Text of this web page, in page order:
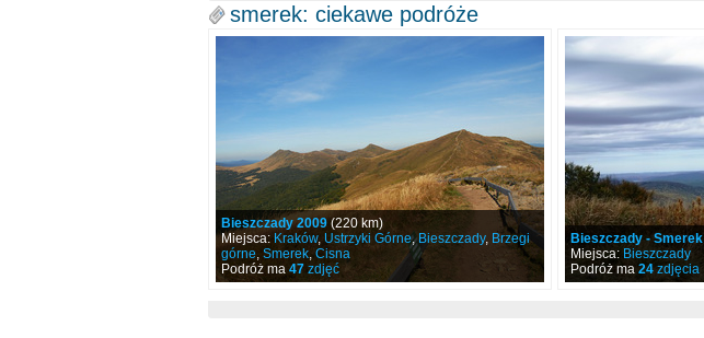
smerek: ciekawe podróże
Bieszczady 2009(220 km)
Miejsca: Kraków, Ustrzyki Górne,Bieszczady, Brzegi
górne, Smerek,Cisna
Podróż ma 47zdjęć
Bieszczady - Smerek
Miejsca: Bieszczady
Podróż ma 24zdjęcia